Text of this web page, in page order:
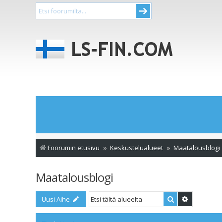
Foorumin etusivu Keskustelualueet Maatalousblogi
Maatalousblogi
Uusi Aihe Etsi